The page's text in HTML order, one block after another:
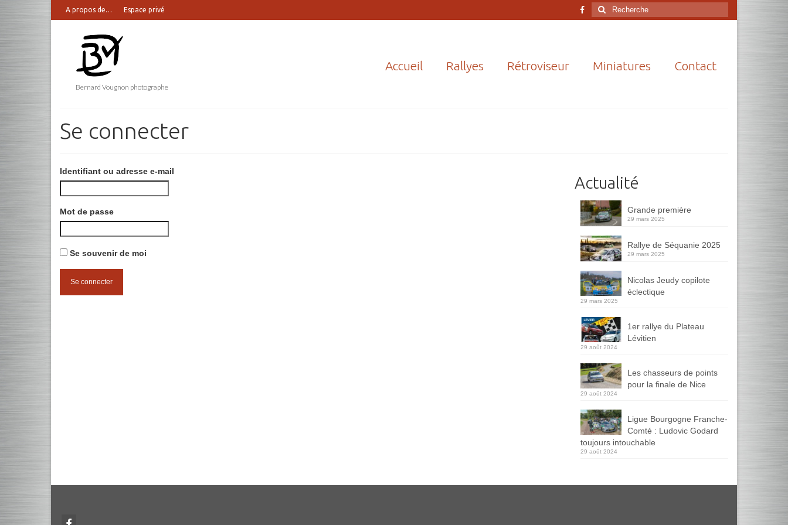
A propos de… Espace privé
Rechercher
:
Bernard Vougnon photographe
Accueil Rallyes Rétroviseur Miniatures Contact
Se connecter
Identifiant ou adresse e-mail
Mot de passe
Se souvenir de moi
Actualité
Grande première
29 mars 2025
Rallye de Séquanie 2025
29 mars 2025
Nicolas Jeudy copilote
éclectique
29 mars 2025
1er rallye du Plateau
Lévitien
29 août 2024
Les chasseurs de points
pour la finale de Nice
29 août 2024
Ligue Bourgogne Franche-
Comté : Ludovic Godard
toujours intouchable
29 août 2024